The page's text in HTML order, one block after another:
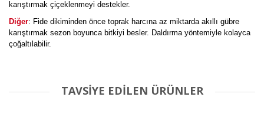
karıştırmak çiçeklenmeyi destekler.
Diğer: Fide dikiminden önce toprak harcına az miktarda akıllı gübre
karıştırmak sezon boyunca bitkiyi besler. Daldırma yöntemiyle kolayca
çoğaltılabilir.
Bu ürüne ilk yorumu siz yapın!
TAVSİYE EDİLEN ÜRÜNLER